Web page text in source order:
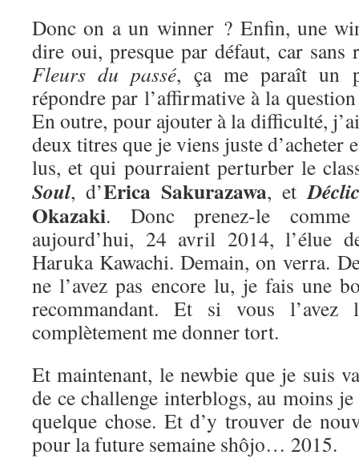
Donc on a un winner ? Enfin, une
dire oui, presque par défaut, car sans
Fleurs du passé, ça me paraît un
répondre par l’affirmative à la
En outre, pour ajouter à la difficulté,
deux titres que je viens juste d’acheter
lus, et qui pourraient perturber le
Soul, d’Erica Sakurazawa, et
Okazaki. Donc prenez-le
aujourd’hui, 24 avril 2014, l’élue
Haruka Kawachi. Demain, on verra.
ne l’avez pas encore lu, je fais une
recommandant. Et si vous l’avez
complètement me donner tort.
Et maintenant, le newbie que je suis
de ce challenge interblogs, au moins
quelque chose. Et d’y trouver de
pour la future semaine shôjo… 2015.